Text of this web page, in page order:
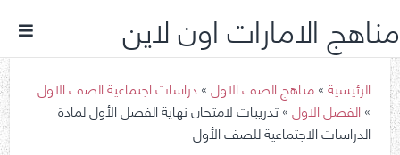
مناهج الامارات اون لاين
الرئيسية»مناهج الصف الاول»دراسات اجتماعية الصف الاول
»الفصل الاول»تدريبات لامتحان نهاية الفصل الأول لمادة
الدراسات الاجتماعية للصف الأول